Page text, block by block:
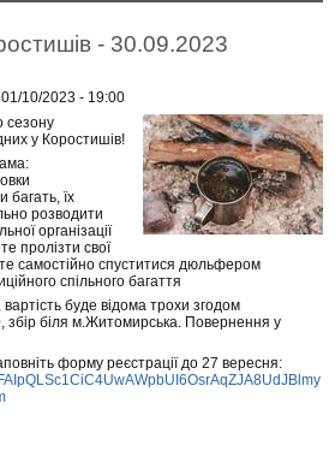
- 30.09.2023
01/10/2023 - 19:00
сезону
у Коростишів!
багать, їх
розводити
організації
пролізти свої
самостійно спуститися дюльфером
спільного багаття
буде відома трохи згодом
збір біля м.Житомирська. Повернення у
форму реєстрації до 27 вересня: